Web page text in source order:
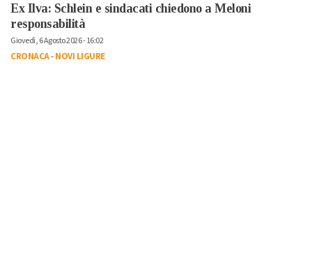
Ex Ilva: Schlein e sindacati chiedono a Meloni
responsabilità
Giovedì, 6 Agosto 2026 - 16:02
CRONACA-NOVI LIGURE